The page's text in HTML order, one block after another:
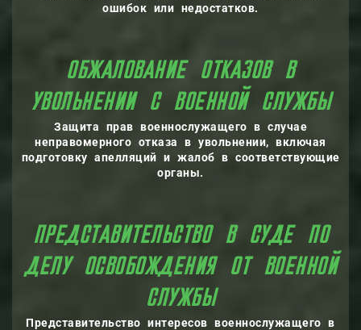
ошибок или недостатков.
ОТКАЗОВ В
УВОЛЬНЕНИИ С
Защита прав военнослужащего в случае
неправомерного отказа в увольнении, включая
подготовку апелляций и жалоб в соответствующие
органы.
В СУДЕ ПО
ОСВОБОЖДЕНИЯ ОТ
Представительство интересов военнослужащего в